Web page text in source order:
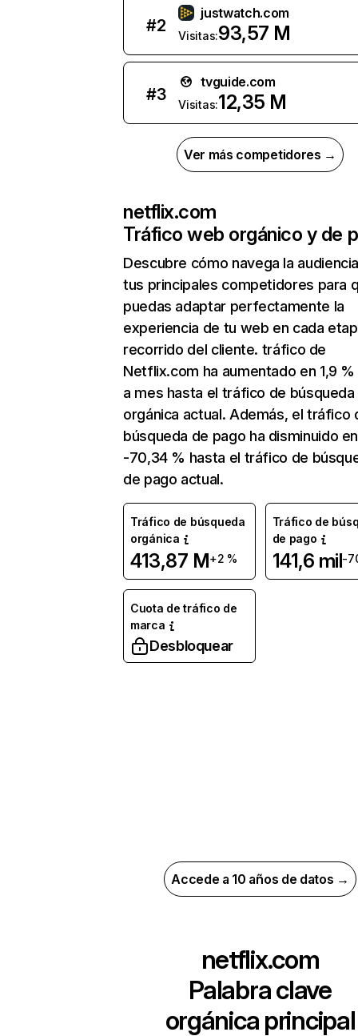
#2
justwatch.com
Visitas:93,57 M
#3
tvguide.com
Visitas:12,35 M
Ver más competidores →
netflix.com
Tráfico web orgánico y de
Descubre cómo navega la
tus principales competidores para
puedas adaptar perfectamente la
experiencia de tu web en cada
recorrido del cliente. tráfico de
Netflix.com ha aumentado en 1,9
a mes hasta el tráfico de búsqueda
orgánica actual. Además, el tráfico
búsqueda de pago ha disminuido en
-70,34 % hasta el tráfico de
de pago actual.
Tráfico de búsqueda
orgánica
413,87 M+2 %
Tráfico de
de pago
141,6 mil-
Cuota de tráfico de
marca
Desbloquear
Accede a 10 años de datos →
netflix.com
Palabra clave
orgánica principal